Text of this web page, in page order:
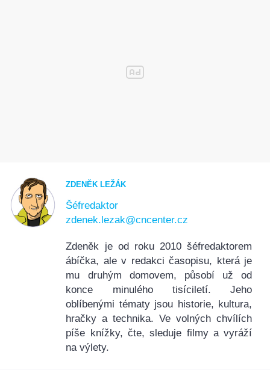
ZDENĚK LEŽÁK
Šéfredaktor
zdenek.lezak@cncenter.cz
Zdeněk je od roku 2010 šéfredaktorem
ábíčka, ale v redakci časopisu, která je
mu druhým domovem, působí už od
konce minulého tisíciletí. Jeho
oblíbenými tématy jsou historie, kultura,
hračky a technika. Ve volných chvílích
píše knížky, čte, sleduje filmy a vyráží
na výlety.